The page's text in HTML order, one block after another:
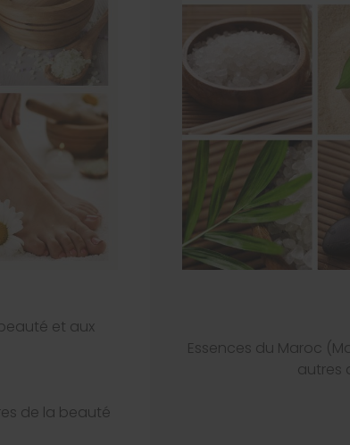
et aux
de la beauté
Essences du Maroc
autres